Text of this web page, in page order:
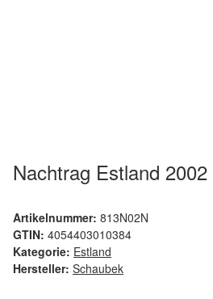
Nachtrag Estland
Artikelnummer: 813N02N
GTIN: 4054403010384
Kategorie: Estland
Hersteller: Schaubek